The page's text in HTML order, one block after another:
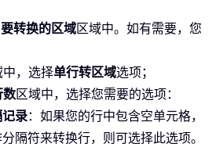
要转换的区域区域中。如有需要，您
中，选择单行转区域选项；
数区域中，选择您需要的选项：
录：如果您的行中包含空单元格，
隔符来转换行，则可选择此选项。